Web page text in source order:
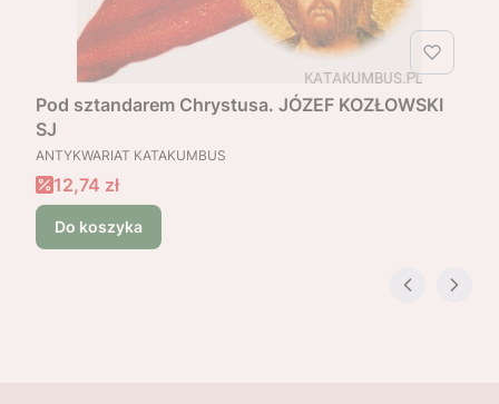
Pod sztandarem Chrystusa. JÓZEF KOZŁOWSKI
SJ
PRODUCENT
ANTYKWARIAT KATAKUMBUS
Cena promocyjna
12,74 zł
Do koszyka